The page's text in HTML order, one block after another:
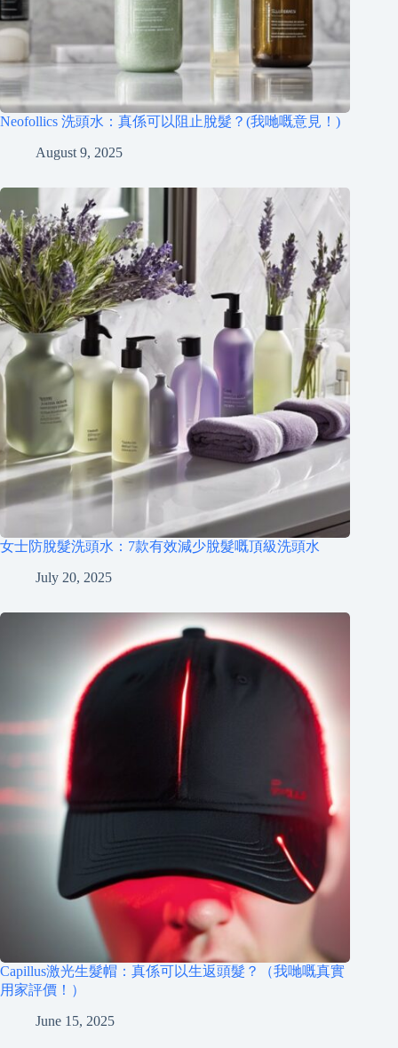
Neofollics 洗頭水：真係可以阻止脫髮？(我哋嘅意見！)
August 9, 2025
女士防脫髮洗頭水：7款有效減少脫髮嘅頂級洗頭水
July 20, 2025
Capillus激光生髮帽：真係可以生返頭髮？（我哋嘅真實
用家評價！）
June 15, 2025